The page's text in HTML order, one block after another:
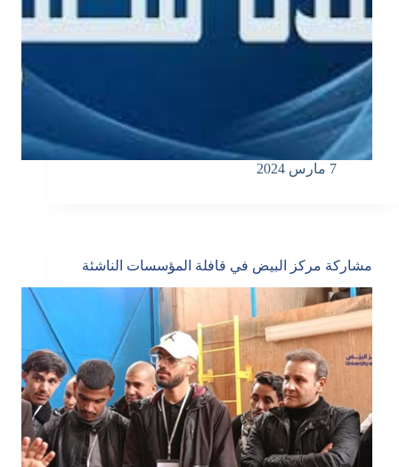
7 مارس 2024
مشاركة مركز البيض في قافلة المؤسسات الناشئة